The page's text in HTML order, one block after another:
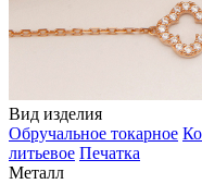
Вид изделия
Обручальное токарное
литьевое Печатка
Металл